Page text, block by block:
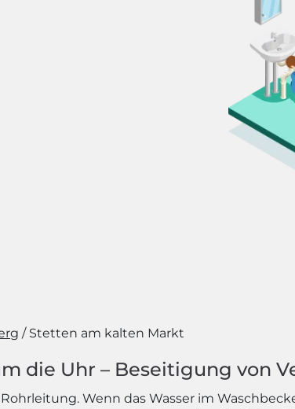
Stetten am kalten Markt
die Uhr – Beseitigung von
Wenn das Wasser im